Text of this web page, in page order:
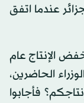
عندما اتفق
الإنتاج عام
الحاضرين،
فأجابوا